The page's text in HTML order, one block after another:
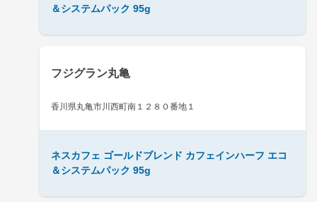
＆システムパック 95g
フジグラン丸亀
香川県丸亀市川西町南１２８０番地１
ネスカフェ ゴールドブレンド カフェインハーフ エコ
＆システムパック 95g